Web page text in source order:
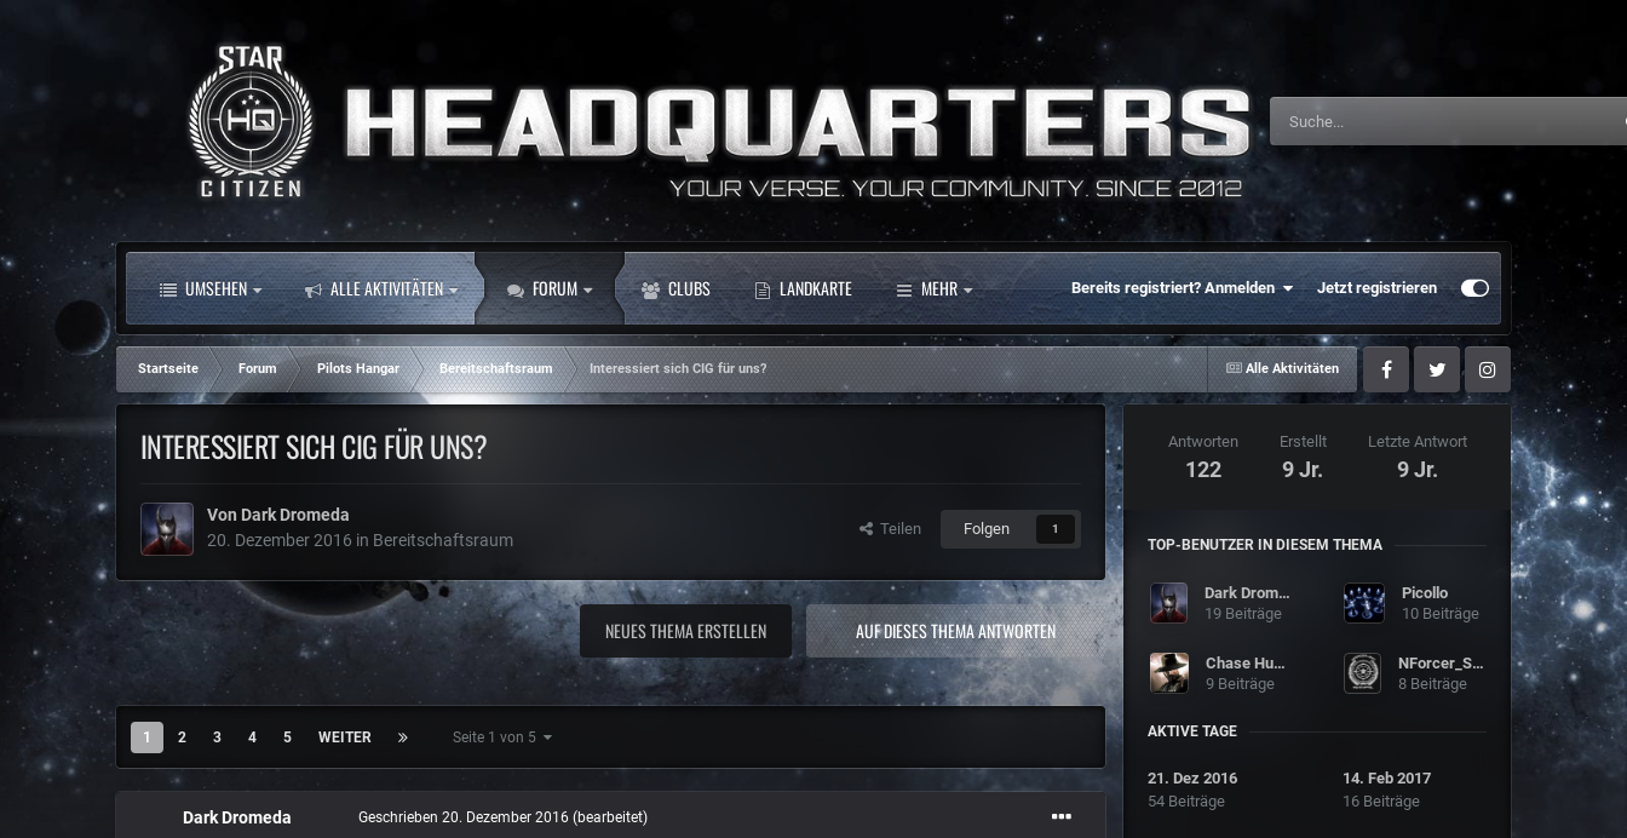
UMSEHEN ALLE AKTIVITÄTEN FORUM CLUBS LANDKARTE MEHR Bereits registriert? Anmelden Jetzt registrieren
Alle Aktivitäten
Startseite Forum Pilots Hangar Bereitschaftsraum
Interessiert sich CIG für uns?
FacebookTwitter Instagram
INTERESSIERT SICH CIG FÜR UNS?
Von Dark Dromeda
20. Dezember 2016 in Bereitschaftsraum
Teilen Folgen 1
AUF DIESES THEMA ANTWORTEN
NEUES THEMA ERSTELLEN
1 2 3 4 5 WEITER Seite 1 von 5
Dark Dromeda Geschrieben 20. Dezember 2016 (bearbeitet)
Antworten
122
Erstellt
9 Jr.
Letzte Antwort
9 Jr.
TOP-BENUTZER IN DIESEM THEMA
Dark Dromeda
19 Beiträge
Picollo
10 Beiträge
Chase Hunter
9 Beiträge
NForcer_SMC
8 Beiträge
AKTIVE TAGE
21. Dez 2016
54 Beiträge
14. Feb 2017
16 Beiträge